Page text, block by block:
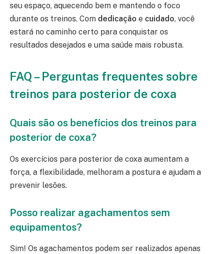
seu espaço, aquecendo bem e mantendo o foco
durante os treinos. Com dedicação e cuidado, você
estará no caminho certo para conquistar os
resultados desejados e uma saúde mais robusta.
FAQ – Perguntas frequentes sobre
treinos para posterior de coxa
Quais são os benefícios dos treinos para
posterior de coxa?
Os exercícios para posterior de coxa aumentam a
força, a flexibilidade, melhoram a postura e ajudam a
prevenir lesões.
Posso realizar agachamentos sem
equipamentos?
Sim! Os agachamentos podem ser realizados apenas